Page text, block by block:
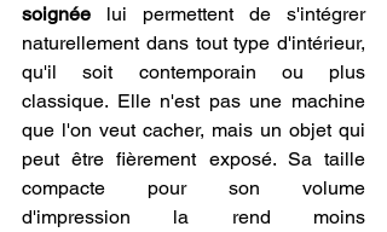
soignée lui permettent de s'intégrer
naturellement dans tout type d'intérieur,
qu'il soit contemporain ou plus
classique. Elle n'est pas une machine
que l'on veut cacher, mais un objet qui
peut être fièrement exposé. Sa taille
compacte pour son volume
d'impression la rend moins